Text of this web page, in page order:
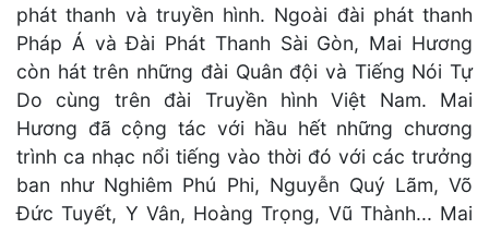
phát thanh và truyền hình. Ngoài đài phát thanh
Pháp Á và Đài Phát Thanh Sài Gòn, Mai Hương
còn hát trên những đài Quân đội và Tiếng Nói Tự
Do cùng trên đài Truyền hình Việt Nam. Mai
Hương đã cộng tác với hầu hết những chương
trình ca nhạc nổi tiếng vào thời đó với các trưởng
ban như Nghiêm Phú Phi, Nguyễn Quý Lãm, Võ
Đức Tuyết, Y Vân, Hoàng Trọng, Vũ Thành... Mai